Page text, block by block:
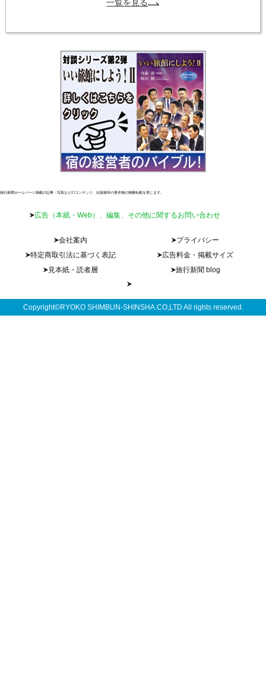
一覧を見る
旅行新聞ホームページ掲載の記事・写真などのコンテンツ、出版物等の著作物の無断転載を禁じます。
広告（本紙・Web）、編集、その他に関するお問い合わせ
会社案内
プライバシー
特定商取引法に基づく表記
広告料金・掲載サイズ
見本紙・読者層
旅行新聞 blog
Copyright©RYOKO SHIMBUN-SHINSHA.CO,LTD All rights reserved.